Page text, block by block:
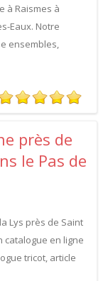
à Raismes à
Eaux. Notre
ensembles,
près de
le Pas de
Lys près de Saint
catalogue en ligne
tricot, article